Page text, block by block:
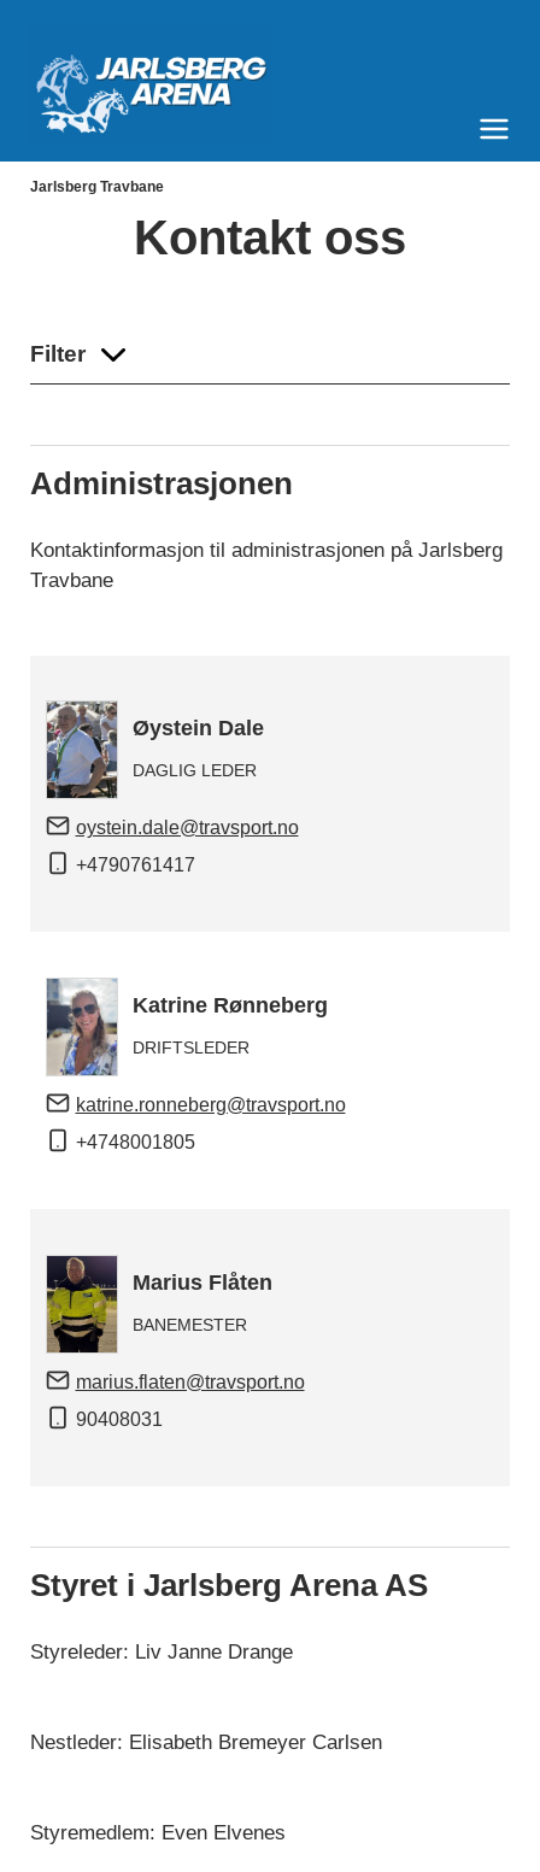
Jarlsberg Travbane
Kontakt oss
Filter
Administrasjonen
Kontaktinformasjon til administrasjonen på Jarlsberg
Travbane
Øystein Dale
DAGLIG LEDER
oystein.dale@travsport.no
+4790761417
Katrine Rønneberg
DRIFTSLEDER
katrine.ronneberg@travsport.no
+4748001805
Marius Flåten
BANEMESTER
marius.flaten@travsport.no
90408031
Styret i Jarlsberg Arena AS
Styreleder: Liv Janne Drange
Nestleder: Elisabeth Bremeyer Carlsen
Styremedlem: Even Elvenes